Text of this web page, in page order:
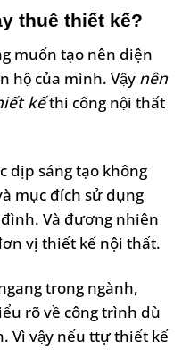
thuê thiết kế?
muốn tạo nên diện
hộ của mình. Vậy nên
kếthi công nội thất
dịp sáng tạo không
mục đích sử dụng
Và đương nhiên
vị thiết kế nội thất.
trong ngành,
rõ về công trình dù
Vì vậy nếu ttự thiết kế